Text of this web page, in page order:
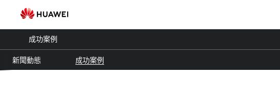
智
成功案例
新聞動態 成功案例